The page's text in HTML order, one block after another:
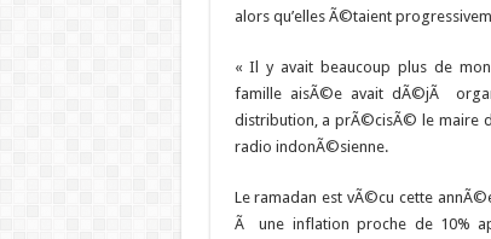
alors qu’elles Ã©taient
« Il y avait beaucoup plus de
famille aisÃ©e avait dÃ©jÃ
distribution, a prÃ©cisÃ© le maire
radio indonÃ©sienne.
Le ramadan est vÃ©cu cette
Ã une inflation proche de 10%